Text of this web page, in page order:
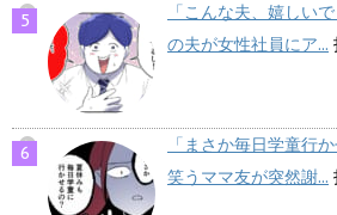
「こんな夫、嬉しい
の夫が女性社員にア...
「まさか毎日学童行
笑うママ友が突然謝...